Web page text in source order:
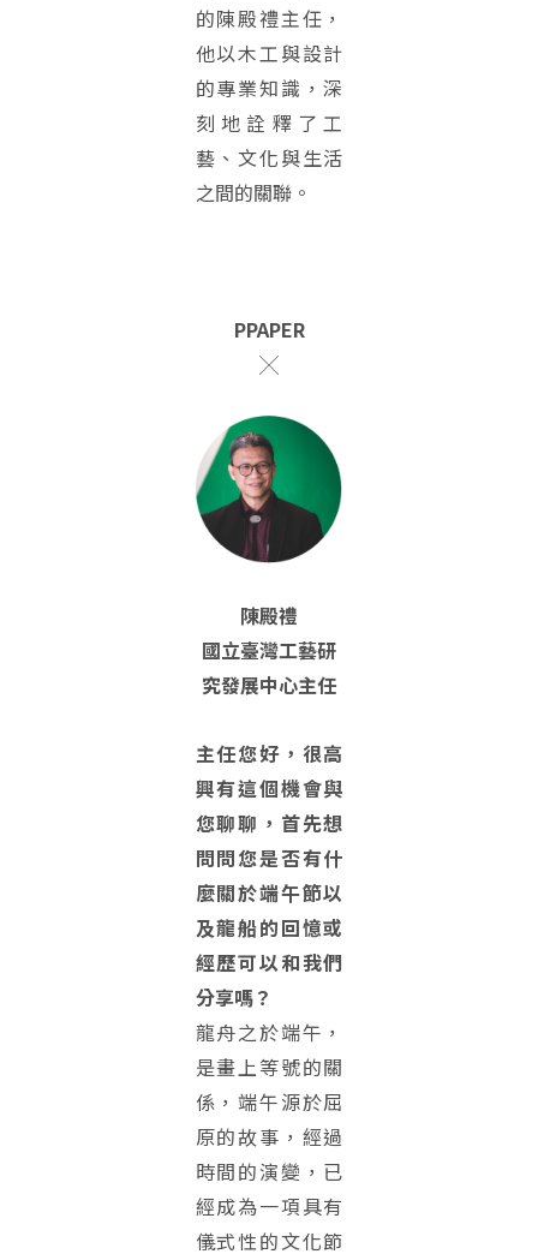
的陳殿禮主任，
他以木工與設計
的專業知識，深
刻地詮釋了工
藝、文化與生活
之間的關聯。
PPAPER
╳
陳殿禮
國立臺灣工藝研
究發展中心主任
主任您好，很高
興有這個機會與
您聊聊，首先想
問問您是否有什
麼關於端午節以
及龍船的回憶或
經歷可以和我們
分享嗎？
龍舟之於端午，
是畫上等號的關
係，端午源於屈
原的故事，經過
時間的演變，已
經成為一項具有
儀式性的文化節